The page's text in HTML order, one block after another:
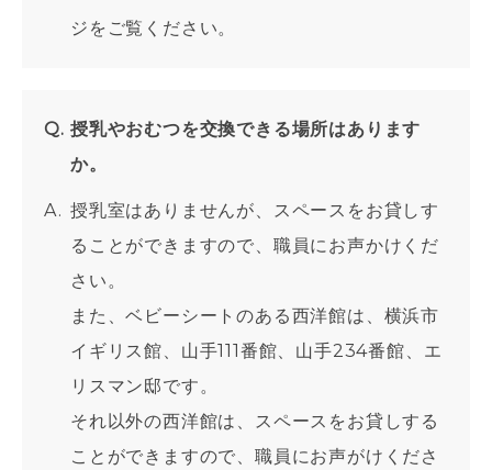
ジをご覧ください。
授乳やおむつを交換できる場所はあります
か。
授乳室はありませんが、スペースをお貸しす
ることができますので、職員にお声かけくだ
さい。
また、ベビーシートのある西洋館は、横浜市
イギリス館、山手111番館、山手234番館、エ
リスマン邸です。
それ以外の西洋館は、スペースをお貸しする
ことができますので、職員にお声がけくださ